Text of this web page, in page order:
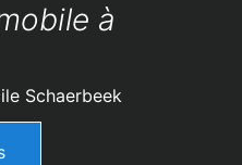
à
Schaerbeek